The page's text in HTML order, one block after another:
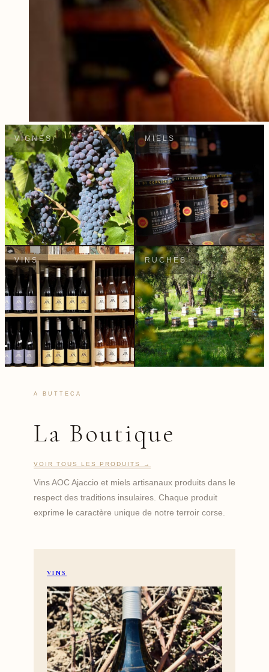
VIGNES MIELS
VINS RUCHES
A BUTTECA
La Boutique
VOIR TOUS LES PRODUITS →
Vins AOC Ajaccio et miels artisanaux produits dans le
respect des traditions insulaires. Chaque produit
exprime le caractère unique de notre terroir corse.
VINS